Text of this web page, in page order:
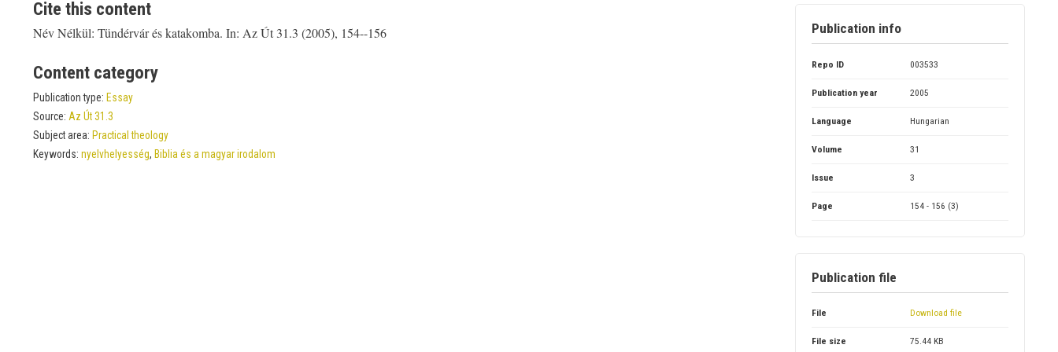
Cite this content
Név Nélkül: Tündérvár és katakomba. In: Az Út 31.3 (2005), 154--156
Content category
Publication type: Essay
Source: Az Út 31.3
Subject area: Practical theology
Keywords: nyelvhelyesség, Biblia és a magyar irodalom
Publication info
Repo ID 003533
Publication year 2005
Language Hungarian
Volume 31
Issue 3
Page 154 - 156 (3)
Publication file
File Download file
File size 75.44 KB